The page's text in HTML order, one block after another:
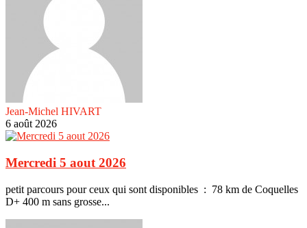
Jean-Michel HIVART
6 août 2026
Mercredi 5 aout 2026
petit parcours pour ceux qui sont disponibles : 78 km de Coquelles
D+ 400 m sans grosse...